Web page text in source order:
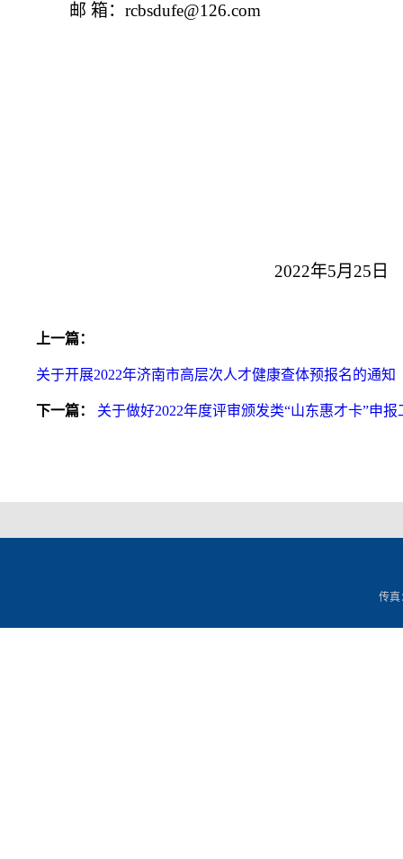
邮 箱：rcbsdufe@126.com
2022年5月25日
上一篇：
关于开展2022年济南市高层次人才健康查体预报名的通知
下一篇： 关于做好2022年度评审颁发类“山东惠才卡”申报
传真